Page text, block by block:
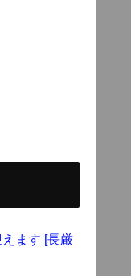
ます [長厳